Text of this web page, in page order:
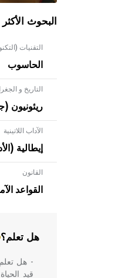
البحوث
التقنيات
الحاسوب
التاريخ و
ريئونيون
الآداب اللاتينية
إيطالية
القانون
القواعد
هل تعلم؟
- هل
الهندسية
في بلاد
- هل